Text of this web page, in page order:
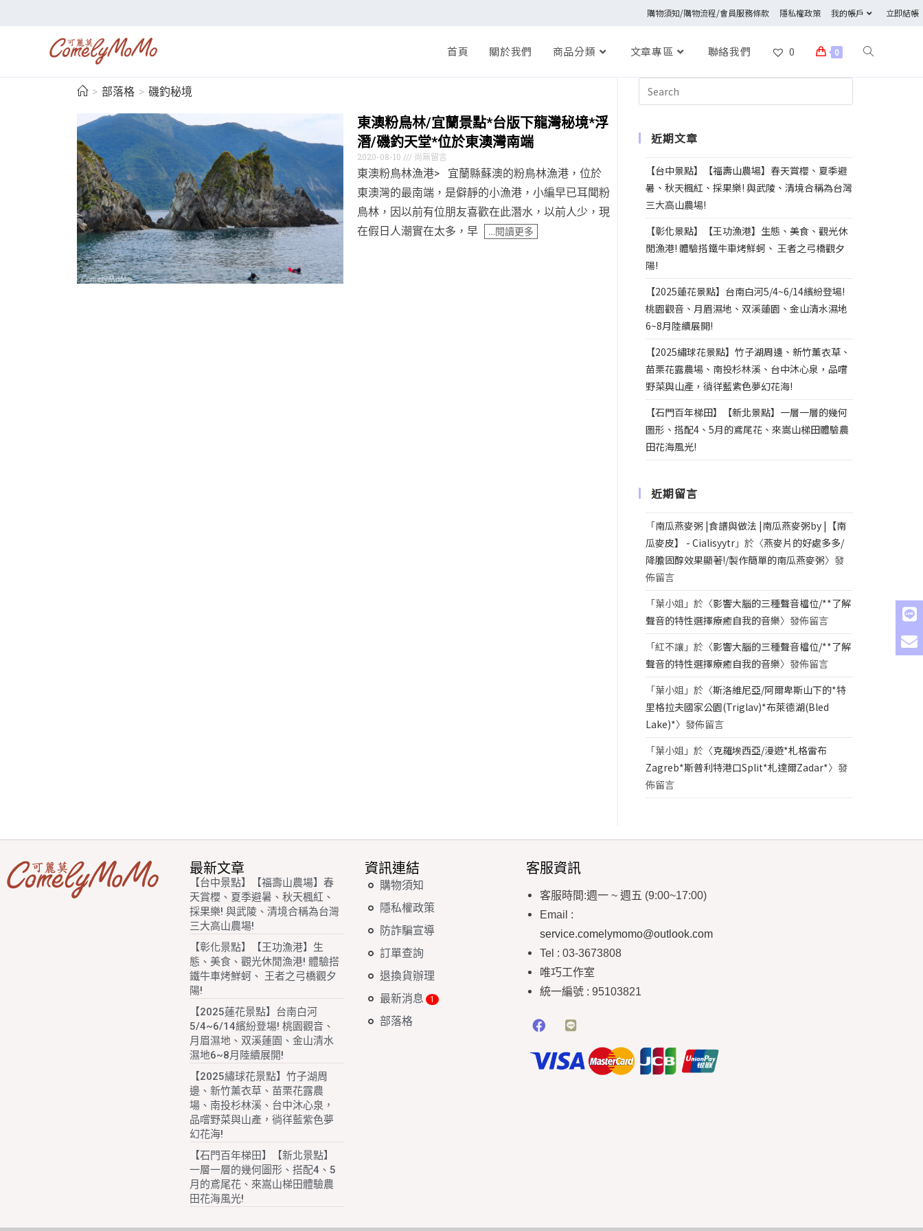
購物須知/購物流程/會員服務條款 隱私權政策 我的帳戶 立即結帳
首頁 關於我們 商品分類 文章專區 聯絡我們 0 0
> 部落格 > 磯釣秘境
東澳粉鳥林/宜蘭景點*台版下龍灣秘境*浮
潛/磯釣天堂*位於東澳灣南端
2020-08-10 尚無留言
東澳粉鳥林漁港> 宜蘭縣蘇澳的粉鳥林漁港，位於
東澳灣的最南端，是僻靜的小漁港，小編早已耳聞粉
鳥林，因以前有位朋友喜歡在此潛水，以前人少，現
在假日人潮實在太多，早
…閱讀更多
近期文章
【台中景點】【福壽山農場】春天賞櫻、夏季避
暑、秋天楓紅、採果樂! 與武陵、清境合稱為台灣
三大高山農場!
【彰化景點】【王功漁港】生態、美食、觀光休
閒漁港! 體驗搭鐵牛車烤鮮蚵、 王者之弓橋觀夕
陽!
【2025蓮花景點】台南白河5/4~6/14繽紛登場!
桃園觀音、月眉濕地、双溪蓮園、金山清水濕地
6~8月陸續展開!
【2025繡球花景點】竹子湖周邊、新竹薰衣草、
苗栗花露農場、南投杉林溪、台中沐心泉，品嚐
野菜與山產，徜徉藍紫色夢幻花海!
【石門百年梯田】【新北景點】一層一層的幾何
圖形、搭配4、5月的鳶尾花、來嵩山梯田體驗農
田花海風光!
近期留言
「南瓜燕麥粥 |食譜與做法 |南瓜燕麥粥by |【南
瓜麥皮】 - Cialisyytr 」於〈燕麥片的好處多多/
降膽固醇效果顯著!/製作簡單的南瓜燕麥粥〉發
佈留言
「葉小姐 」於〈影響大腦的三種聲音檔位/**了解
聲音的特性選擇療癒自我的音樂〉發佈留言
「紅不讓 」於〈影響大腦的三種聲音檔位/**了解
聲音的特性選擇療癒自我的音樂〉發佈留言
「葉小姐 」於〈斯洛維尼亞/阿爾卑斯山下的*特
里格拉夫國家公園(Triglav)*布萊德湖(Bled
Lake)*〉發佈留言
「葉小姐 」於〈克羅埃西亞/漫遊*札格雷布
Zagreb*斯普利特港口Split*札達爾Zadar*〉發
佈留言
最新文章
【台中景點】【福壽山農場】春
天賞櫻、夏季避暑、秋天楓紅、
採果樂! 與武陵、清境合稱為台灣
三大高山農場!
【彰化景點】【王功漁港】生
態、美食、觀光休閒漁港! 體驗搭
鐵牛車烤鮮蚵、 王者之弓橋觀夕
陽!
【2025蓮花景點】台南白河
5/4~6/14繽紛登場! 桃園觀音、
月眉濕地、双溪蓮園、金山清水
濕地6~8月陸續展開!
【2025繡球花景點】竹子湖周
邊、新竹薰衣草、苗栗花露農
場、南投杉林溪、台中沐心泉，
品嚐野菜與山產，徜徉藍紫色夢
幻花海!
【石門百年梯田】【新北景點】
一層一層的幾何圖形、搭配4、5
月的鳶尾花、來嵩山梯田體驗農
田花海風光!
資訊連結
購物須知
隱私權政策
防詐騙宣導
訂單查詢
退換貨辦理
最新消息
部落格
客服資訊
客服時間:週一 ~ 週五 (9:00~17:00)
Email :
service.comelymomo@outlook.com
Tel : 03-3673808
唯巧工作室
統一編號 : 95103821